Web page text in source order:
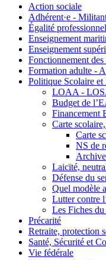
Action sociale
Adhérent·e -
Égalité
Enseignement
Enseignement
Fonctionnement
Formation adulte -
Politique Scolaire et
LOAA -
Budget de
Financement
Carte
Carte
NS de
Laicïté,
Défense du
Quel modèle
Lutter contre
Les Fiches
Précarité
Retraite, protection
Santé, Sécurité et
Vie fédérale